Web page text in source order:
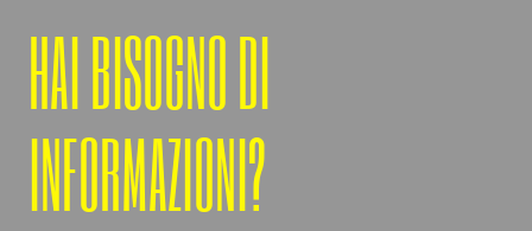
HAI BISOGNO DI
INFORMAZIONI?